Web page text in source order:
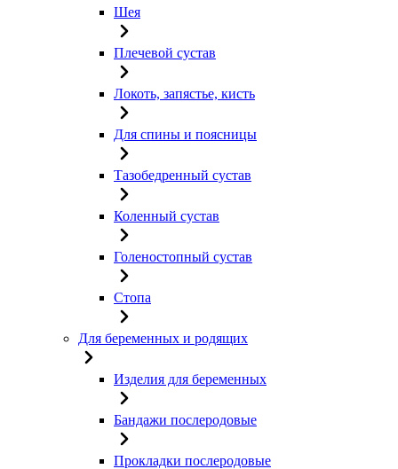
Шея
Плечевой сустав
Локоть, запястье, кисть
Для спины и поясницы
Тазобедренный сустав
Коленный сустав
Голеностопный сустав
Стопа
Для беременных и родящих
Изделия для беременных
Бандажи послеродовые
Прокладки послеродовые